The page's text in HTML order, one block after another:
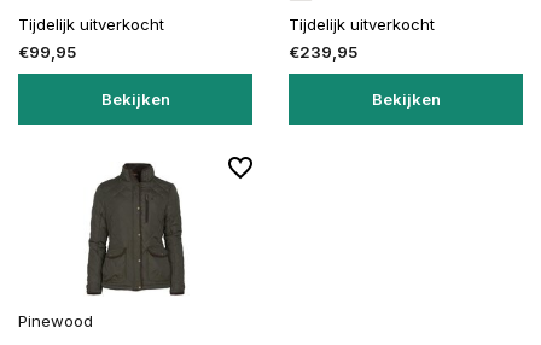
Tijdelijk uitverkocht
€99,95
Bekijken
Tijdelijk uitverkocht
€239,95
Bekijken
Pinewood